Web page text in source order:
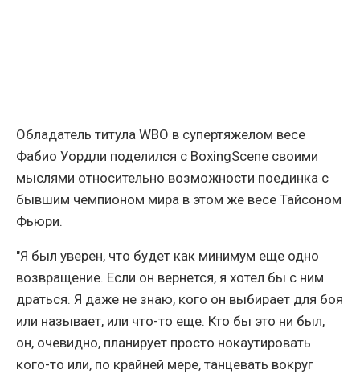
Обладатель титула WBO в супертяжелом весе
Фабио Уордли поделился с BoxingScene своими
мыслями относительно возможности поединка с
бывшим чемпионом мира в этом же весе Тайсоном
Фьюри.
"Я был уверен, что будет как минимум еще одно
возвращение. Если он вернется, я хотел бы с ним
драться. Я даже не знаю, кого он выбирает для боя
или называет, или что-то еще. Кто бы это ни был,
он, очевидно, планирует просто нокаутировать
кого-то или, по крайней мере, танцевать вокруг